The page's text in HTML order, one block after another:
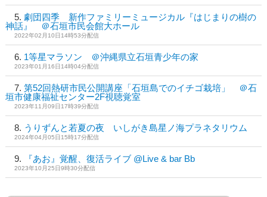
劇団四季 新作ファミリーミュージカル『はじまりの樹の
神話』 ＠石垣市民会館大ホール
2022年02月10日14時53分配信
1等星マラソン ＠沖縄県立石垣青少年の家
2023年01月16日14時04分配信
第52回熱研市民公開講座「石垣島でのイチゴ栽培」 ＠石
垣市健康福祉センター2F視聴覚室
2023年11月09日17時39分配信
うりずんと若夏の夜 いしがき島星ノ海プラネタリウム
2024年04月05日15時17分配信
『あお』覚醒、復活ライブ @Live & bar Bb
2023年10月25日9時30分配信